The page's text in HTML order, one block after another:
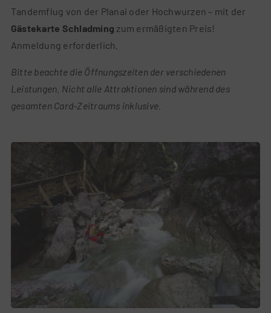
Tandemflug von der Planai oder Hochwurzen – mit der
Gästekarte Schladming zum ermäßigten Preis!
Anmeldung erforderlich.
Bitte beachte die Öffnungszeiten der verschiedenen
Leistungen. Nicht alle Attraktionen sind während des
gesamten Card-Zeitraums inklusive.